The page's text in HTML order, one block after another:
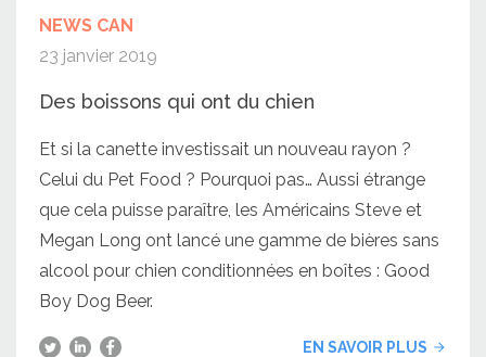
NEWS CAN
23 janvier 2019
Des boissons qui ont du chien
Et si la canette investissait un nouveau rayon ?
Celui du Pet Food ? Pourquoi pas… Aussi étrange
que cela puisse paraître, les Américains Steve et
Megan Long ont lancé une gamme de bières sans
alcool pour chien conditionnées en boîtes : Good
Boy Dog Beer.
EN SAVOIR PLUS